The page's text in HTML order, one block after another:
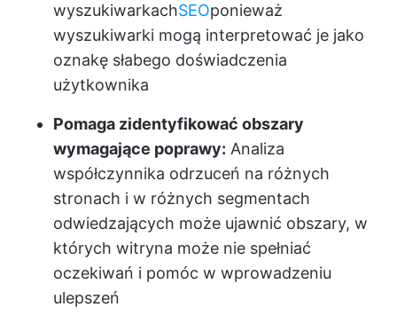
wyszukiwarkachSEOponieważ
wyszukiwarki mogą interpretować je jako
oznakę słabego doświadczenia
użytkownika
Pomaga zidentyfikować obszary
wymagające poprawy: Analiza
współczynnika odrzuceń na różnych
stronach i w różnych segmentach
odwiedzających może ujawnić obszary, w
których witryna może nie spełniać
oczekiwań i pomóc w wprowadzeniu
ulepszeń